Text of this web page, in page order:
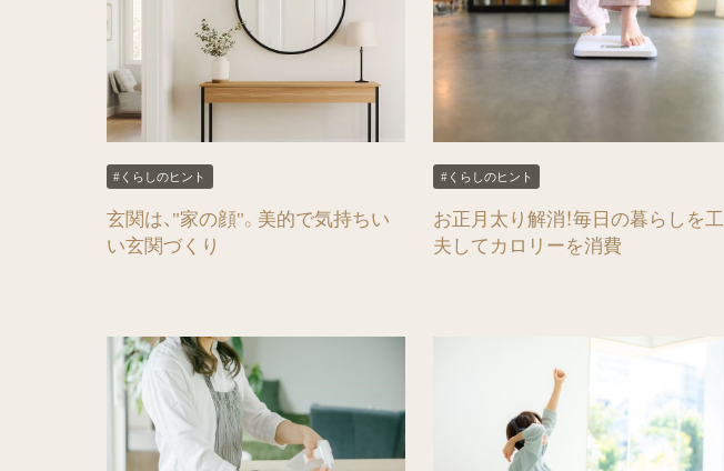
#くらしのヒント
玄関は、"家の顔"。美的で気持ちい
い玄関づくり
#くらしのヒント
お正月太り解消！毎日の暮らしを工
夫してカロリーを消費